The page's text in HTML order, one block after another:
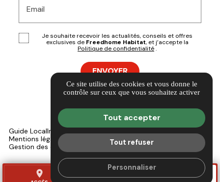
place
Email
Je souhaite recevoir les actualités, conseils et offres
exclusives de Freedhome Habitat, et j’accepte la
Politique de confidentialité.
Guide LocalInformations complémentaires
Mentions légales
Politique de confidentialité
Gestion des cookies
Ce site utilise des cookies et vous donne le
contrôle sur ceux que vous souhaitez activer
Tout accepter
Tout refuser
Personnaliser